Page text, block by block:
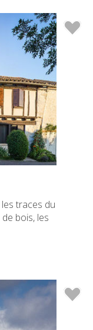
traces du
bois, les